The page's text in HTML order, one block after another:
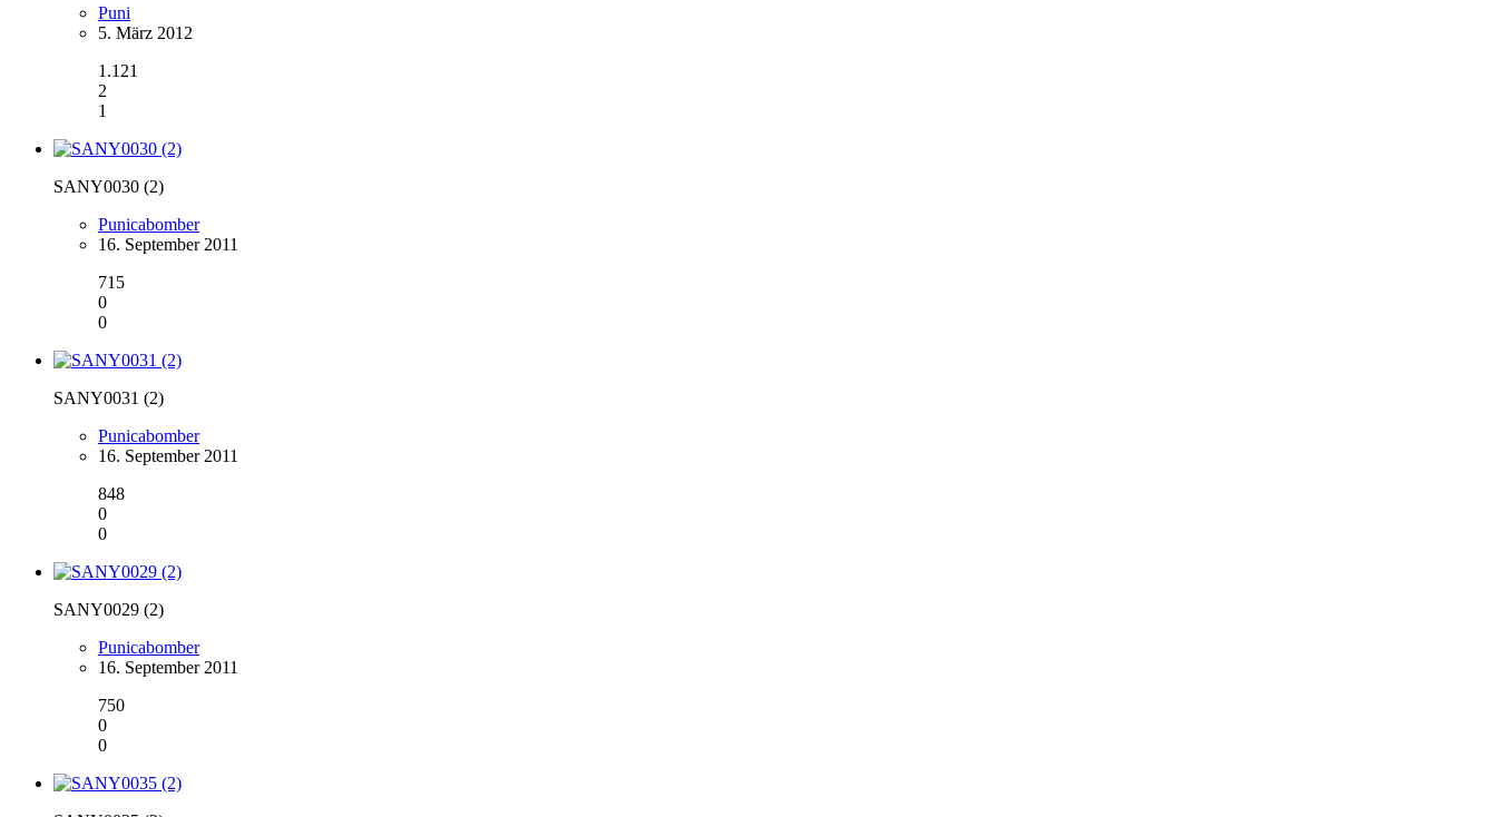
Puni
5. März 2012
1.121
2
1
SANY0030 (2)
Punicabomber
16. September 2011
715
0
0
SANY0031 (2)
Punicabomber
16. September 2011
848
0
0
SANY0029 (2)
Punicabomber
16. September 2011
750
0
0